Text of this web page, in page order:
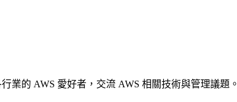
業的 AWS 愛好者，交流 AWS 相關技術與管理議題。